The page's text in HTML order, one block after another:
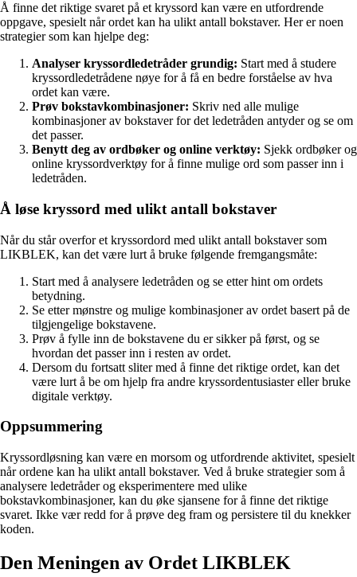
Å finne det riktige svaret på et kryssord kan være en utfordrende
oppgave, spesielt når ordet kan ha ulikt antall bokstaver. Her er noen
strategier som kan hjelpe deg:
Analyser kryssordledetråder grundig: Start med å studere
kryssordledetrådene nøye for å få en bedre forståelse av hva
ordet kan være.
Prøv bokstavkombinasjoner: Skriv ned alle mulige
kombinasjoner av bokstaver for det ledetråden antyder og se om
det passer.
Benytt deg av ordbøker og online verktøy: Sjekk ordbøker og
online kryssordverktøy for å finne mulige ord som passer inn i
ledetråden.
Å løse kryssord med ulikt antall bokstaver
Når du står overfor et kryssordord med ulikt antall bokstaver som
LIKBLEK, kan det være lurt å bruke følgende fremgangsmåte:
Start med å analysere ledetråden og se etter hint om ordets
betydning.
Se etter mønstre og mulige kombinasjoner av ordet basert på de
tilgjengelige bokstavene.
Prøv å fylle inn de bokstavene du er sikker på først, og se
hvordan det passer inn i resten av ordet.
Dersom du fortsatt sliter med å finne det riktige ordet, kan det
være lurt å be om hjelp fra andre kryssordentusiaster eller bruke
digitale verktøy.
Oppsummering
Kryssordløsning kan være en morsom og utfordrende aktivitet, spesielt
når ordene kan ha ulikt antall bokstaver. Ved å bruke strategier som å
analysere ledetråder og eksperimentere med ulike
bokstavkombinasjoner, kan du øke sjansene for å finne det riktige
svaret. Ikke vær redd for å prøve deg fram og persistere til du knekker
koden.
Den Meningen av Ordet LIKBLEK